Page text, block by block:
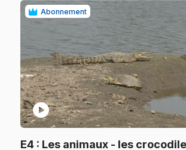
Abonnement
play_circle
E4 : Les animaux - les